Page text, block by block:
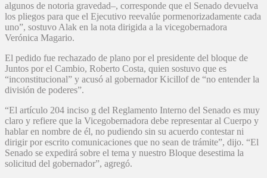
algunos de notoria gravedad–, corresponde que el Senado devuelva
los pliegos para que el Ejecutivo reevalúe pormenorizadamente cada
uno”, sostuvo Alak en la nota dirigida a la vicegobernadora
Verónica Magario.
El pedido fue rechazado de plano por el presidente del bloque de
Juntos por el Cambio, Roberto Costa, quien sostuvo que es
“inconstitucional” y acusó al gobernador Kicillof de “no entender la
división de poderes”.
“El artículo 204 inciso g del Reglamento Interno del Senado es muy
claro y refiere que la Vicegobernadora debe representar al Cuerpo y
hablar en nombre de él, no pudiendo sin su acuerdo contestar ni
dirigir por escrito comunicaciones que no sean de trámite”, dijo. “El
Senado se expedirá sobre el tema y nuestro Bloque desestima la
solicitud del gobernador”, agregó.